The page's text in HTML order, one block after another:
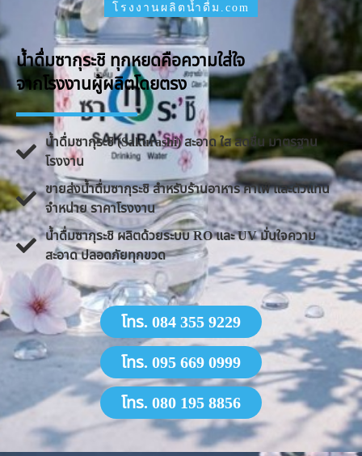
โรงงานผลิตน้ำดื่ม.com
น้ำดื่มซากุระชิ ทุกหยดคือความใส่ใจ
จากโรงงานผู้ผลิตโดยตรง
น้ำดื่มซากุระชิ (Sakurashi) สะอาด ใส สดชื่น มาตรฐาน
โรงงาน
ขายส่งน้ำดื่มซากุระชิ สำหรับร้านอาหาร คาเฟ่ และตัวแทน
จำหน่าย ราคาโรงงาน
น้ำดื่มซากุระชิ ผลิตด้วยระบบ RO และ UV มั่นใจความ
สะอาด ปลอดภัยทุกขวด
โทร. 084 355 9229
โทร. 095 669 0999
โทร. 080 195 8856